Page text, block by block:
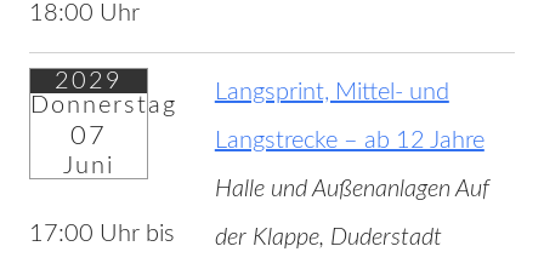
18:00 Uhr
2029
Donnerstag
07
Juni
17:00 Uhr bis
Langsprint, Mittel- und
Langstrecke – ab 12 Jahre
Halle und Außenanlagen Auf
der Klappe, Duderstadt